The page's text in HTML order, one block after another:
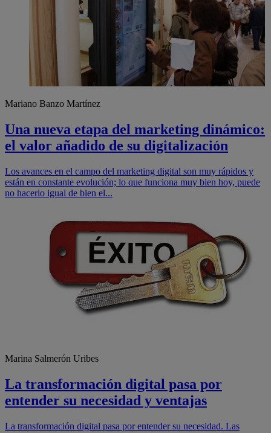
Mariano Banzo Martínez
Una nueva etapa del marketing dinámico:
el valor añadido de su digitalización
Los avances en el campo del marketing digital son muy rápidos y
están en constante evolución; lo que funciona muy bien hoy, puede
no hacerlo igual de bien el...
Marina Salmerón Uribes
La transformación digital pasa por
entender su necesidad y ventajas
La transformación digital pasa por entender su necesidad. Las